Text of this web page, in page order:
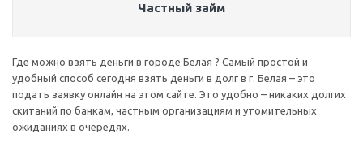
Частный займ
Где можно взять деньги в городе Белая ? Самый простой и
удобный способ сегодня взять деньги в долг в г. Белая – это
подать заявку онлайн на этом сайте. Это удобно – никаких долгих
скитаний по банкам, частным организациям и утомительных
ожиданиях в очередях.